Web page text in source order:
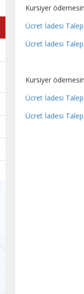
Kursiyer
Ücret İadesi
Ücret İadesi
Kursiyer
Ücret İadesi
Ücret İadesi